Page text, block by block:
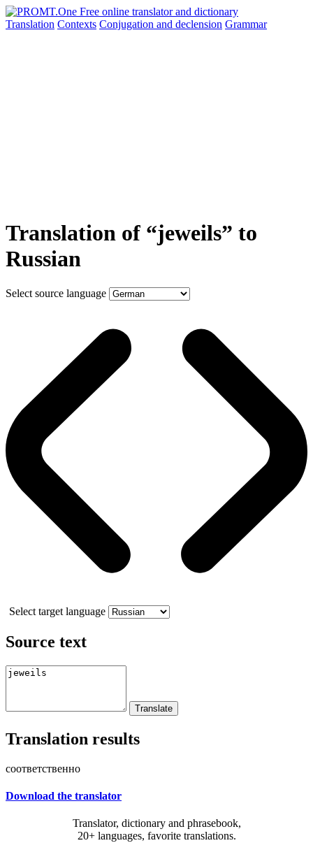
Translation Contexts Conjugation and declension Grammar
Translation of “jeweils” to
Russian
Select source language
Select target language
Source text
Translation results
соответственно
Download the translator
Translator, dictionary and phrasebook,
20+ languages, favorite translations.